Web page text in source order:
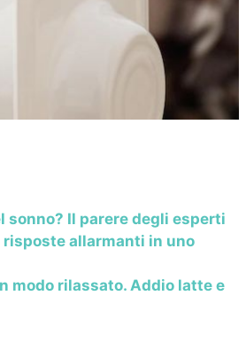
sonno? Il parere degli esperti
risposte allarmanti in uno
modo rilassato. Addio latte e